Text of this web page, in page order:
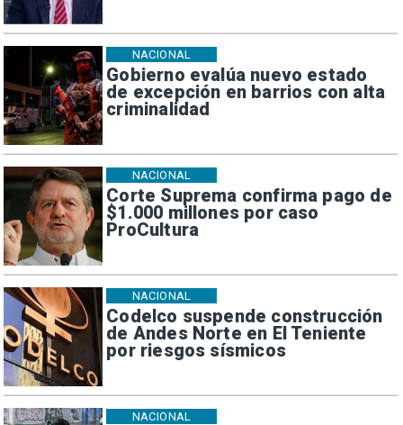
Gobierno evalúa nuevo estado
de excepción en barrios con alta
criminalidad
NACIONAL
Corte Suprema confirma pago de
$1.000 millones por caso
ProCultura
NACIONAL
Codelco suspende construcción
de Andes Norte en El Teniente
por riesgos sísmicos
NACIONAL
NACIONAL